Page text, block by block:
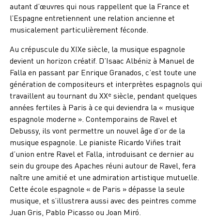
autant d’œuvres qui nous rappellent que la France et
l’Espagne entretiennent une relation ancienne et
musicalement particulièrement féconde.
Au crépuscule du XIXe siècle, la musique espagnole
devient un horizon créatif. D’Isaac Albéniz à Manuel de
Falla en passant par Enrique Granados, c’est toute une
génération de compositeurs et interprètes espagnols qui
travaillent au tournant du XXe siècle, pendant quelques
années fertiles à Paris à ce qui deviendra la « musique
espagnole moderne ». Contemporains de Ravel et
Debussy, ils vont permettre un nouvel âge d’or de la
musique espagnole. Le pianiste Ricardo Viñes trait
d’union entre Ravel et Falla, introduisant ce dernier au
sein du groupe des Apaches réuni autour de Ravel, fera
naître une amitié et une admiration artistique mutuelle.
Cette école espagnole « de Paris » dépasse la seule
musique, et s’illustrera aussi avec des peintres comme
Juan Gris, Pablo Picasso ou Joan Miró.